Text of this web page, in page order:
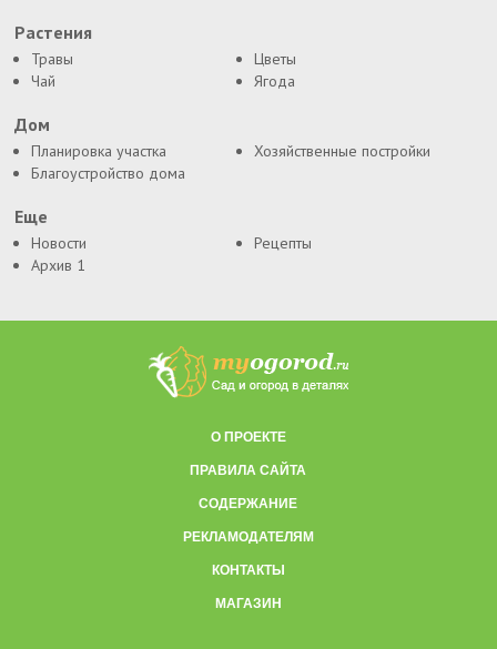
Растения
Травы
Цветы
Чай
Ягода
Дом
Планировка участка
Хозяйственные постройки
Благоустройство дома
Еще
Новости
Рецепты
Архив 1
О ПРОЕКТЕ
ПРАВИЛА САЙТА
СОДЕРЖАНИЕ
РЕКЛАМОДАТЕЛЯМ
КОНТАКТЫ
МАГАЗИН